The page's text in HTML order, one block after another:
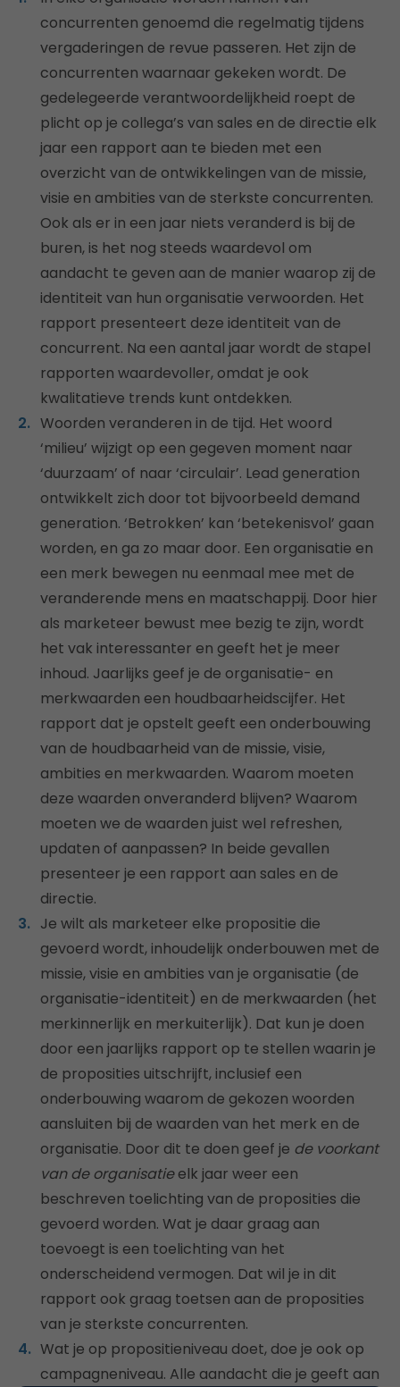
concurrenten genoemd die regelmatig tijdens
vergaderingen de revue passeren. Het zijn de
concurrenten waarnaar gekeken wordt. De
gedelegeerde verantwoordelijkheid roept de
plicht op je collega’s van sales en de directie elk
jaar een rapport aan te bieden met een
overzicht van de ontwikkelingen van de missie,
visie en ambities van de sterkste concurrenten.
Ook als er in een jaar niets veranderd is bij de
buren, is het nog steeds waardevol om
aandacht te geven aan de manier waarop zij de
identiteit van hun organisatie verwoorden. Het
rapport presenteert deze identiteit van de
concurrent. Na een aantal jaar wordt de stapel
rapporten waardevoller, omdat je ook
kwalitatieve trends kunt ontdekken.
Woorden veranderen in de tijd. Het woord
‘milieu’ wijzigt op een gegeven moment naar
‘duurzaam’ of naar ‘circulair’. Lead generation
ontwikkelt zich door tot bijvoorbeeld demand
generation. ‘Betrokken’ kan ‘betekenisvol’ gaan
worden, en ga zo maar door. Een organisatie en
een merk bewegen nu eenmaal mee met de
veranderende mens en maatschappij. Door hier
als marketeer bewust mee bezig te zijn, wordt
het vak interessanter en geeft het je meer
inhoud. Jaarlijks geef je de organisatie- en
merkwaarden een houdbaarheidscijfer. Het
rapport dat je opstelt geeft een onderbouwing
van de houdbaarheid van de missie, visie,
ambities en merkwaarden. Waarom moeten
deze waarden onveranderd blijven? Waarom
moeten we de waarden juist wel refreshen,
updaten of aanpassen? In beide gevallen
presenteer je een rapport aan sales en de
directie.
Je wilt als marketeer elke propositie die
gevoerd wordt, inhoudelijk onderbouwen met de
missie, visie en ambities van je organisatie (de
organisatie-identiteit) en de merkwaarden (het
merkinnerlijk en merkuiterlijk). Dat kun je doen
door een jaarlijks rapport op te stellen waarin je
de proposities uitschrijft, inclusief een
onderbouwing waarom de gekozen woorden
aansluiten bij de waarden van het merk en de
organisatie. Door dit te doen geef je de voorkant
van de organisatieelk jaar weer een
beschreven toelichting van de proposities die
gevoerd worden. Wat je daar graag aan
toevoegt is een toelichting van het
onderscheidend vermogen. Dat wil je in dit
rapport ook graag toetsen aan de proposities
van je sterkste concurrenten.
Wat je op propositieniveau doet, doe je ook op
campagneniveau. Alle aandacht die je geeft aan